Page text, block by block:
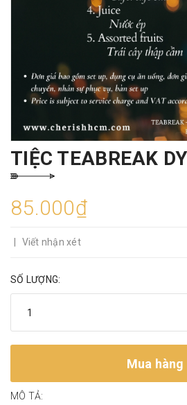
TIỆC TEABREAK
85.000₫
Viết nhận xét
SỐ LƯỢNG:
Mua hàng
MÔ TẢ: